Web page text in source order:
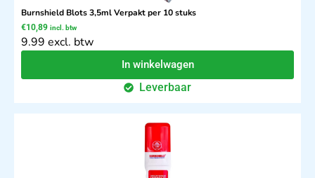
Burnshield Blots 3,5ml Verpakt per 10 stuks
€10,89 incl. btw
9.99 excl. btw
In winkelwagen
Leverbaar